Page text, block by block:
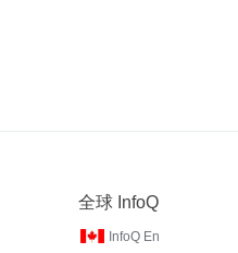
全球 InfoQ
InfoQ En